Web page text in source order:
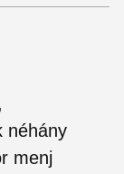
néhány
menj